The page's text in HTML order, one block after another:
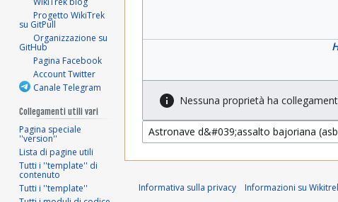
Nessuna proprietà ha
Progetto WikiTrek
su GitPull
Organizzazione su
GitHub
Pagina Facebook
Account Twitter
Canale Telegram
Collegamenti utili vari
Pagina speciale
''version''
Lista di pagine utili
Tutti i ''template'' di
contenuto
Tutti i ''template''
Informativa sulla privacy Informazioni su